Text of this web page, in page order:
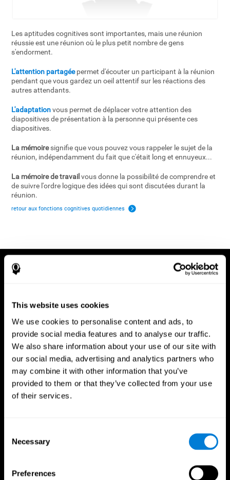
This website uses cookies
We use cookies to personalise content and ads, to
provide social media features and to analyse our traffic.
We also share information about your use of our site with
our social media, advertising and analytics partners who
may combine it with other information that you’ve
provided to them or that they’ve collected from your use
of their services.
Selection
Necessary
Preferences
Les aptitudes cognitives sont importantes, mais une réunion
réussie est une réunion où le plus petit nombre de gens
s'endorment.
L'attention partagéepermet d'écouter un participant à la réunion
pendant que vous gardez un oeil attentif sur les réactions des
autres attendants.
L'adaptationvous permet de déplacer votre attention des
diapositives de présentation à la personne qui présente ces
diapositives.
La mémoiresignifie que vous pouvez vous rappeler le sujet de la
réunion, indépendamment du fait que c'était long et ennuyeux...
La mémoire de travail vous donne la possibilité de comprendre et
de suivre l'ordre logique des idées qui sont discutées durant la
réunion.
retour aux fonctions cognitives quotidiennes